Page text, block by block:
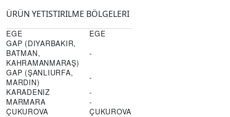
ÜRÜN YETISTIRILME BÖLGELERI
EGE
EGE
GAP (DIYARBAKIR,
BATMAN,
KAHRAMANMARAŞ)
-
GAP (ŞANLIURFA,
MARDIN)
-
KARADENIZ
-
MARMARA
-
ÇUKUROVA
ÇUKUROVA